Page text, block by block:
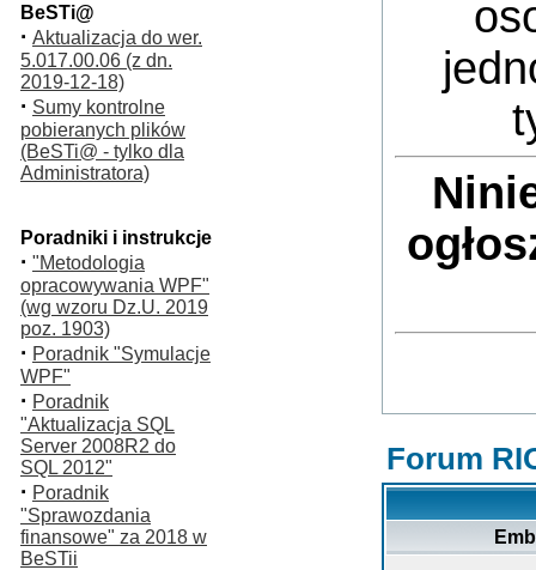
BeSTi@
· Aktualizacja do wer.
5.017.00.06 (z dn.
2019-12-18)
· Sumy kontrolne
pobieranych plików
(BeSTi@ - tylko dla
Administratora)
Poradniki i instrukcje
· "Metodologia
opracowywania WPF"
(wg wzoru Dz.U. 2019
poz. 1903)
· Poradnik "Symulacje
WPF"
· Poradnik
"Aktualizacja SQL
Server 2008R2 do
SQL 2012"
· Poradnik
"Sprawozdania
finansowe" za 2018 w
BeSTii
Forum